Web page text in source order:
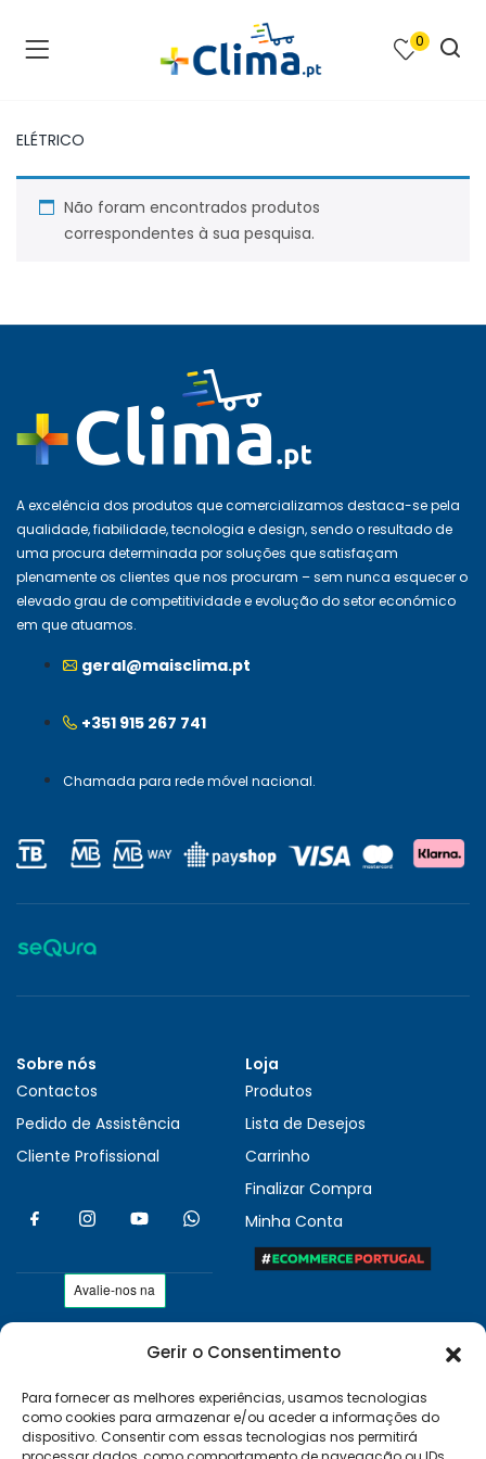
e Climatização )
e Barbecues )
renováveis )
Gerir o Consentimento
Para fornecer as melhores experiências, usamos tecnologias
como cookies para armazenar e/ou aceder a informações do
dispositivo. Consentir com essas tecnologias nos permitirá
0
ELÉTRICO
Não foram encontrados produtos
correspondentes à sua pesquisa.
A excelência dos produtos que comercializamos destaca-se pela
qualidade, fiabilidade, tecnologia e design, sendo o resultado de
uma procura determinada por soluções que satisfaçam
plenamente os clientes que nos procuram – sem nunca esquecer o
elevado grau de competitividade e evolução do setor económico
em que atuamos.
geral@maisclima.pt
+351 915 267 741
Chamada para rede móvel nacional.
Sobre nós
Contactos
Pedido de Assistência
Cliente Profissional
Loja
Produtos
Lista de Desejos
Carrinho
Finalizar Compra
Minha Conta
As nossas condições
Políticas de Privacidade
Termos e Condições
Entregas e Devoluções